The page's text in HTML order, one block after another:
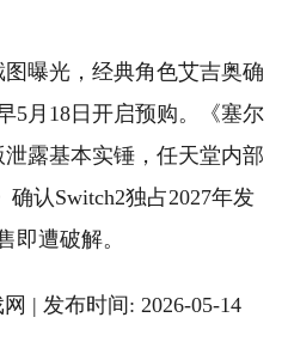
曝光，经典角色艾吉奥确
5月18日开启预购。《塞尔
露基本实锤，任天堂内部
认Switch2独占2027年发
即遭破解。
| 发布时间: 2026-05-14